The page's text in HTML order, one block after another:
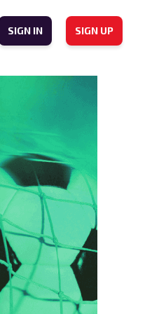
SIGN IN SIGN UP